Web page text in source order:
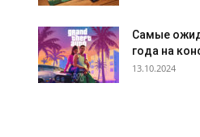
Самые
года на
13.10.2024